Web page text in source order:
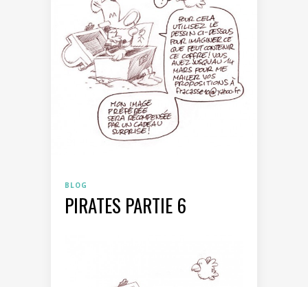
BLOG
PIRATES PARTIE 6